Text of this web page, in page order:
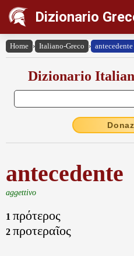
Dizionario
Home › Italiano-Greco › antecedente
Dizionario
antecedente
aggettivo
1 πρότερος
2 προτεραῖος